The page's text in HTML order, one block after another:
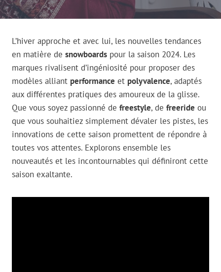
L’hiver approche et avec lui, les nouvelles tendances
en matière de snowboards pour la saison 2024. Les
marques rivalisent d’ingéniosité pour proposer des
modèles alliant performance et polyvalence, adaptés
aux différentes pratiques des amoureux de la glisse.
Que vous soyez passionné de freestyle, de freeride ou
que vous souhaitiez simplement dévaler les pistes, les
innovations de cette saison promettent de répondre à
toutes vos attentes. Explorons ensemble les
nouveautés et les incontournables qui définiront cette
saison exaltante.